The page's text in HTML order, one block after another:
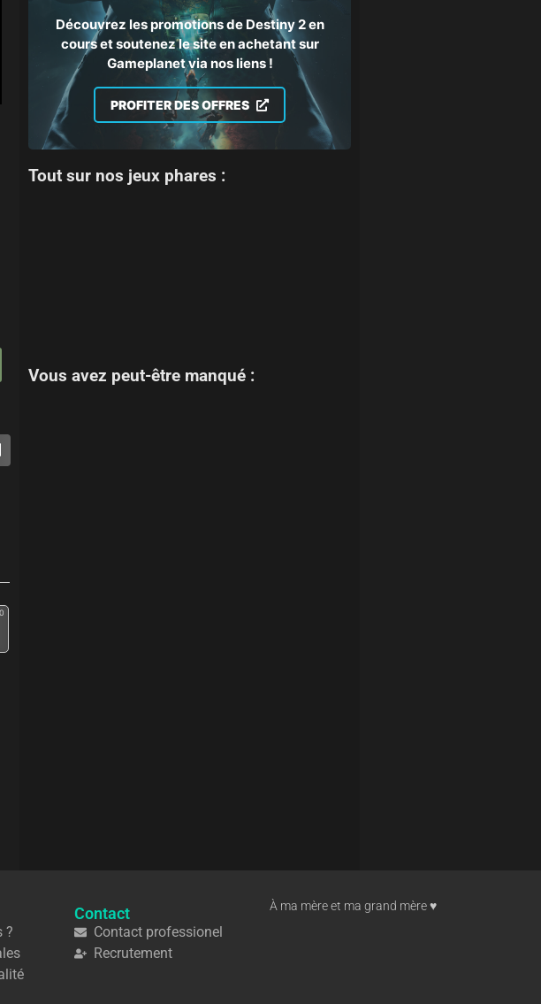
Découvrez les promotions de Destiny 2 en
cours et soutenez le site en achetant sur
Gameplanet via nos liens !
PROFITER DES OFFRES
Tout sur nos jeux phares :
Vous avez peut-être manqué :
?
Contact
Contact professionel
Recrutement
À ma mère et ma grand mère ♥︎